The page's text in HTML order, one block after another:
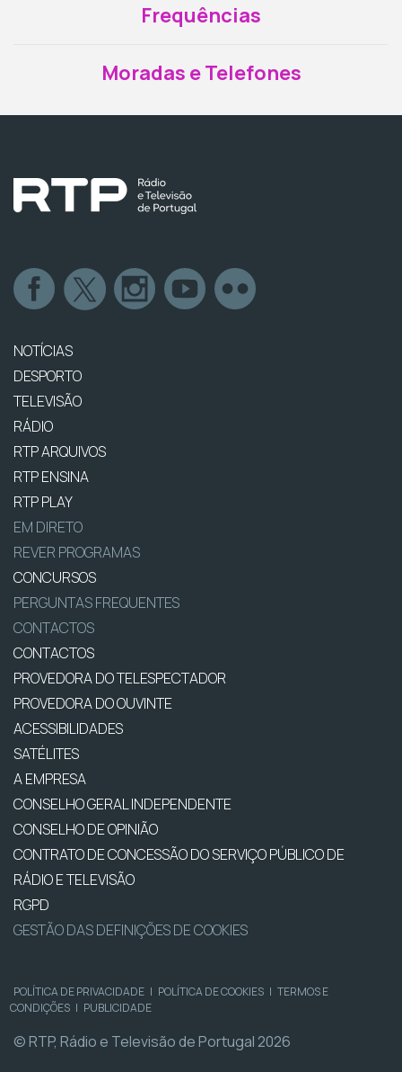
Frequências
Moradas e Telefones
NOTÍCIAS
DESPORTO
TELEVISÃO
RÁDIO
RTP ARQUIVOS
RTP ENSINA
RTP PLAY
EM DIRETO
REVER PROGRAMAS
CONCURSOS
PERGUNTAS FREQUENTES
CONTACTOS
CONTACTOS
PROVEDORA DO TELESPECTADOR
PROVEDORA DO OUVINTE
ACESSIBILIDADES
SATÉLITES
A EMPRESA
CONSELHO GERAL INDEPENDENTE
CONSELHO DE OPINIÃO
CONTRATO DE CONCESSÃO DO SERVIÇO PÚBLICO DE
RÁDIO E TELEVISÃO
RGPD
GESTÃO DAS DEFINIÇÕES DE COOKIES
POLÍTICA DE PRIVACIDADE | POLÍTICA DE COOKIES | TERMOS E
CONDIÇÕES | PUBLICIDADE
© RTP, Rádio e Televisão de Portugal 2026